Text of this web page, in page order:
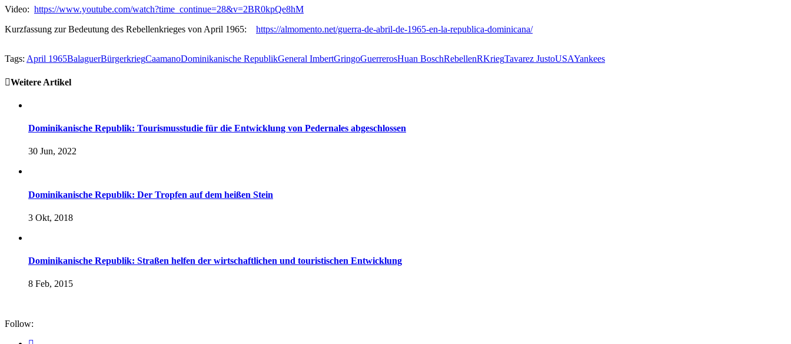
Video: https://www.youtube.com/watch?time_continue=28&v=2BR0kpQe8hM
Kurzfassung zur Bedeutung des Rebellenkrieges von April 1965:
https://almomento.net/guerra-de-abril-de-1965-en-la-republica-dominicana/
Tags: April 1965BalaguerBürgerkriegCaamanoDominikanische RepublikGeneral ImbertGringoGuerrerosHuan BoschRebellenRKriegTavarez JustoUSAYankees
Weitere Artikel
Dominikanische Republik: Tourismusstudie für die Entwicklung von Pedernales abgeschlossen
30 Jun, 2022
Dominikanische Republik: Der Tropfen auf dem heißen Stein
3 Okt, 2018
Dominikanische Republik: Straßen helfen der wirtschaftlichen und touristischen Entwicklung
8 Feb, 2015
Follow: